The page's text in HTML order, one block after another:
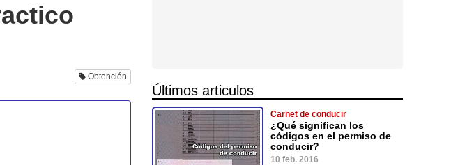
Obtención
Últimos articulos
Carnet de conducir
¿Qué significan los
códigos en el permiso de
conducir?
10 feb. 2016